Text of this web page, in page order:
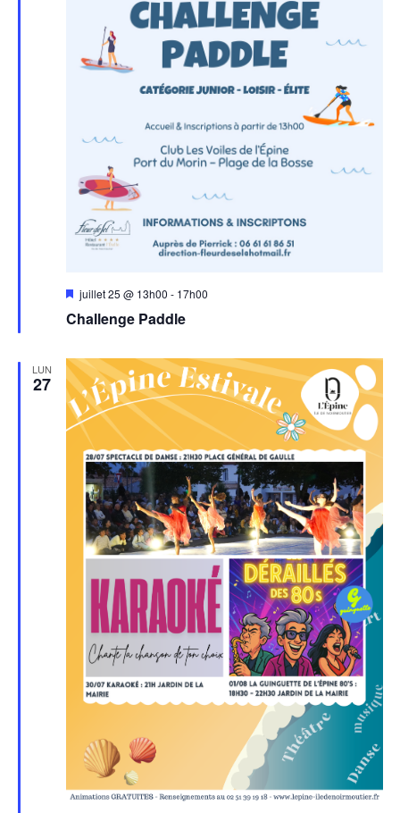
Challenge Paddle
Mis
avant
juillet 25 @ 13h00 - 17h00
LUN
27